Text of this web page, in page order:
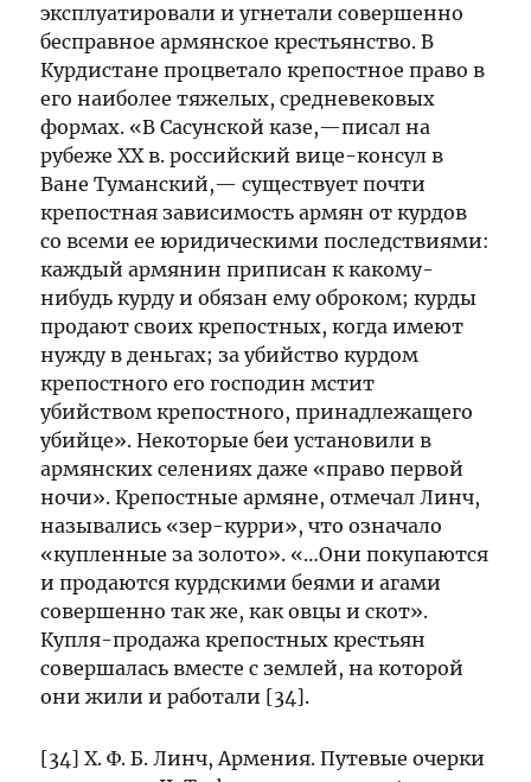
эксплуатировали и yгнетали совершенно
бесправное армянское крестьянство. В
Курдистане процветало крепостное право в
его наиболее тяжелых, средневековых
формах. «В Сасунской казе,—писал на
рубеже XX в. российский вице-консул в
Ване Туманский,— существует почти
крепостная зависимость армян от курдов
со всеми ее юридическими последствиями:
каждый армянин приписан к какому-
нибудь курду и обязан ему оброком; курды
продают своих крепостных, когда имеют
нужду в деньгах; за убийство курдом
крепостного его господин мстит
убийством крепостного, принадлежащего
убийце». Некоторые беи установили в
армянских селениях даже «право первой
ночи». Крепостные армяне, отмечал Линч,
назывались «зер-курри», что означало
«купленные за золото». «…Они покупаются
и продаются курдскими беями и агами
совершенно так же, как овцы и скот».
Купля-продажа крепостных крестьян
совершалась вместе с землей, на которой
они жили и работали [34].
[34] X. Ф. Б. Линч, Армения. Путевые очерки